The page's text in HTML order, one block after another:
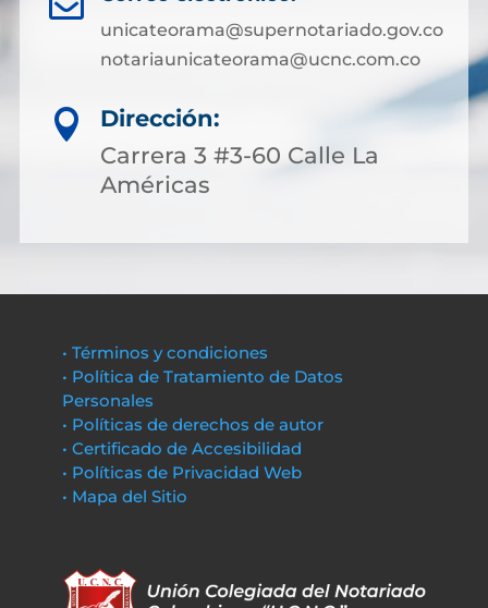
unicateorama@supernotariado.gov.co
notariaunicateorama@ucnc.com.co

Dirección:
Carrera 3 #3-60 Calle La
Américas
• Términos y condiciones
• Política de Tratamiento de Datos
Personales
• Políticas de derechos de autor
• Certificado de Accesibilidad
• Políticas de Privacidad Web
• Mapa del Sitio